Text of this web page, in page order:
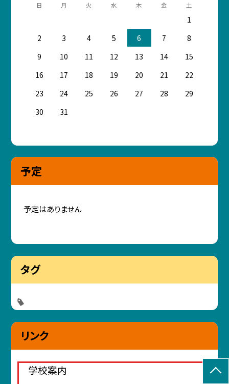
日 月 火 水 木 金 土
1
2
3 4 5 6 7
8
9
10 11 12 13 14
15
16
17 18 19 20 21
22
23
24 25 26 27 28
29
30
31
予定
予定はありません
タグ
リンク
学校案内